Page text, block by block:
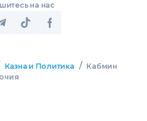
на нас
Казна и Политика / Кабмин